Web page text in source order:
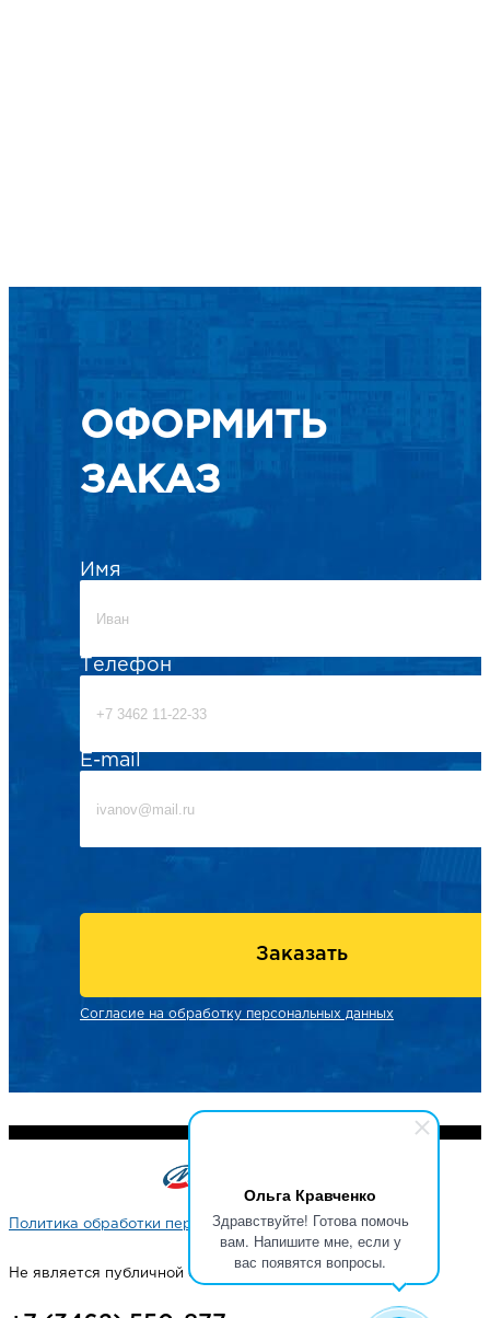
Ольга Кравченко
Здравствуйте! Готова помочь
вам. Напишите мне, если у
вас появятся вопросы.
ОФОРМИТЬ
ЗАКАЗ
Имя
Телефон
E-mail
Заказать
Согласие на обработку персональных данных
Политика обработки персональных данных
Не является публичной офертой